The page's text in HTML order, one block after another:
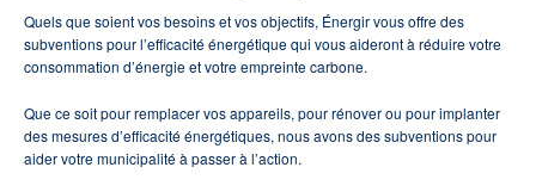
Quels que soient vos besoins et vos objectifs, Énergir vous offre des
subventions pour l’efficacité énergétique qui vous aideront à réduire votre
consommation d’énergie et votre empreinte carbone.
Que ce soit pour remplacer vos appareils, pour rénover ou pour implanter
des mesures d’efficacité énergétiques, nous avons des subventions pour
aider votre municipalité à passer à l’action.